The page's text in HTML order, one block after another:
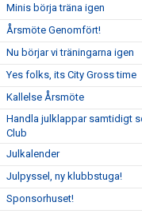
Minis börja träna igen
Årsmöte Genomfört!
Nu börjar vi träningarna igen
Yes folks, its City Gross time
Kallelse Årsmöte
Handla julklappar samtidigt
Club
Julkalender
Julpyssel, ny klubbstuga!
Sponsorhuset!